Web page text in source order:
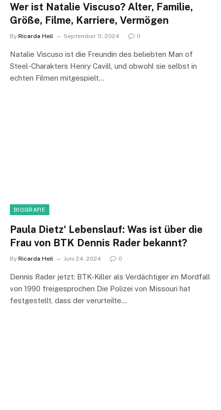
Wer ist Natalie Viscuso? Alter, Familie,
Größe, Filme, Karriere, Vermögen
By Ricarda Heil September 11, 2024 0
Natalie Viscuso ist die Freundin des beliebten Man of
Steel-Charakters Henry Cavill, und obwohl sie selbst in
echten Filmen mitgespielt…
BIOGRAFIE
Paula Dietz‘ Lebenslauf: Was ist über die
Frau von BTK Dennis Rader bekannt?
By Ricarda Heil Juni 24, 2024 0
Dennis Rader jetzt: BTK-Killer als Verdächtiger im Mordfall
von 1990 freigesprochen Die Polizei von Missouri hat
festgestellt, dass der verurteilte…